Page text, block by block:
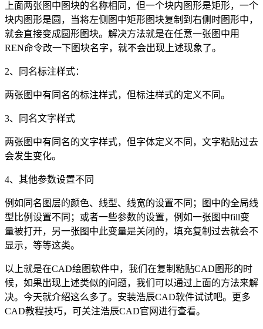
上面两张图中图块的名称相同，但一个块内图形是矩形，一个
块内图形是圆，当将左侧图中矩形图块复制到右侧时图形中，
就会直接变成圆形图块。解决方法就是在任意一张图中用
REN命令改一下图块名字，就不会出现上述现象了。
2、同名标注样式：
两张图中有同名的标注样式，但标注样式的定义不同。
3、同名文字样式
两张图中有同名的文字样式，但字体定义不同，文字粘贴过去
会发生变化。
4、其他参数设置不同
例如同名图层的颜色、线型、线宽的设置不同；图中的全局线
型比例设置不同；或者一些参数的设置，例如一张图中fill变
量被打开，另一张图中此变量是关闭的，填充复制过去就会不
显示，等等这类。
以上就是在CAD绘图软件中，我们在复制粘贴CAD图形的时
候，如果出现上述类似的问题，我们可以通过上面的方法来解
决。今天就介绍这么多了。安装浩辰CAD软件试试吧。更多
CAD教程技巧，可关注浩辰CAD官网进行查看。